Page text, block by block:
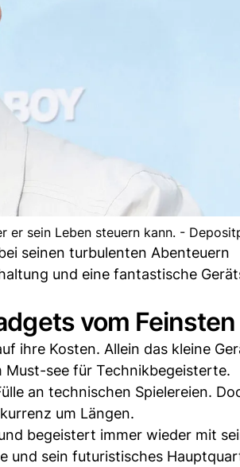
er sein Leben steuern kann. -
seinen turbulenten Abenteuern
und eine fantastische
vom Feinsten
ihre Kosten. Allein das kleine
Must-see für Technikbegeisterte.
an technischen Spielereien.
um Längen.
begeistert immer wieder mit
und sein futuristisches